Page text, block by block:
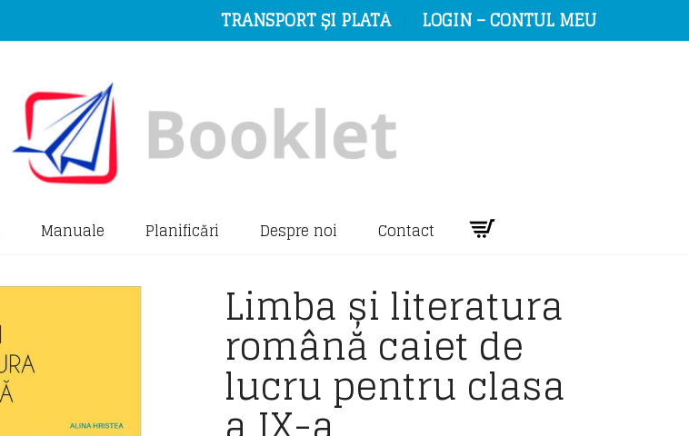
TRANSPORT ȘI PLATĂ LOGIN – CONTUL MEU
Manuale Planificări Despre noi Contact
Limba și literatura
română caiet de
lucru pentru clasa